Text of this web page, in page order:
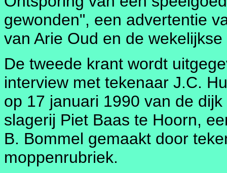
gewonden", een advertentie
van Arie Oud en de
De tweede krant wordt
interview met tekenaar J.C.
op 17 januari 1990 van de
slagerij Piet Baas te Hoorn,
B. Bommel gemaakt door
moppenrubriek.